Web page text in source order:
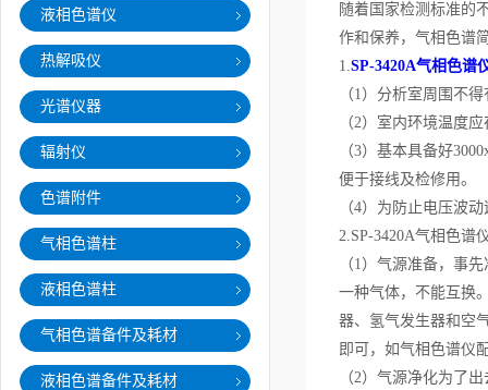
液相色谱仪
热解吸仪
光谱仪器
辐射仪
色谱附件
气相色谱柱
液相色谱柱
气相色谱备件及耗材
液相色谱备件及耗材
随着国家检测标准的
作和保养，气相色谱
1.SP-3420A气相色谱
（1）分析室周围不
（2）室内环境温度
（3）基本具备好
便于接线及检修用。
（4）为防止电压波
2.SP-3420A气相色谱
（1）气源准备，事
一种气体，不能互换
器、氢气发生器和空
即可，如气相色谱仪
（2）气源净化为了